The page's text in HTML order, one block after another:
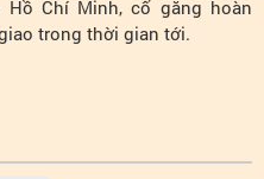
Chí Minh, cố gắng hoàn
trong thời gian tới.